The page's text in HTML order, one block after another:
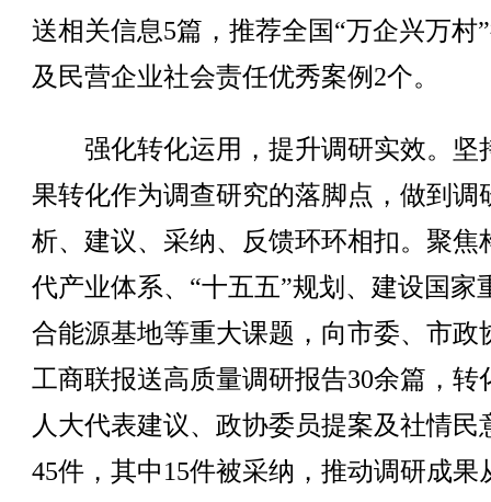
送相关信息5篇，推荐全国“万企兴万村
及民营企业社会责任优秀案例2个。
强化转化运用，提升调研实效。坚
果转化作为调查研究的落脚点，做到调
析、建议、采纳、反馈环环相扣。聚焦
代产业体系、“十五五”规划、建设国家
合能源基地等重大课题，向市委、市政
工商联报送高质量调研报告30余篇，转
人大代表建议、政协委员提案及社情民
45件，其中15件被采纳，推动调研成果